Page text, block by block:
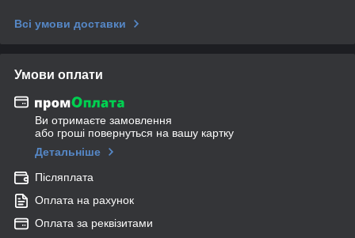
Всі умови доставки
Умови оплати
Ви отримаєте замовлення
або гроші повернуться на вашу картку
Детальніше
Післяплата
Оплата на рахунок
Оплата за реквізитами